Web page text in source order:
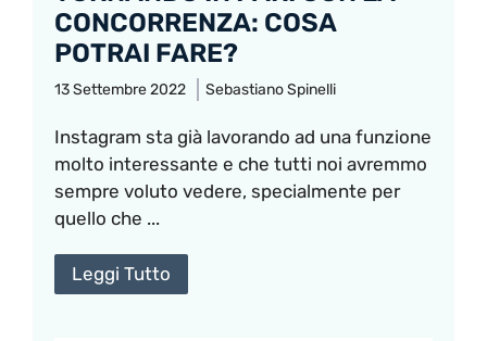
CONCORRENZA: COSA
POTRAI FARE?
13 Settembre 2022 Sebastiano Spinelli
Instagram sta già lavorando ad una funzione
molto interessante e che tutti noi avremmo
sempre voluto vedere, specialmente per
quello che ...
Leggi Tutto